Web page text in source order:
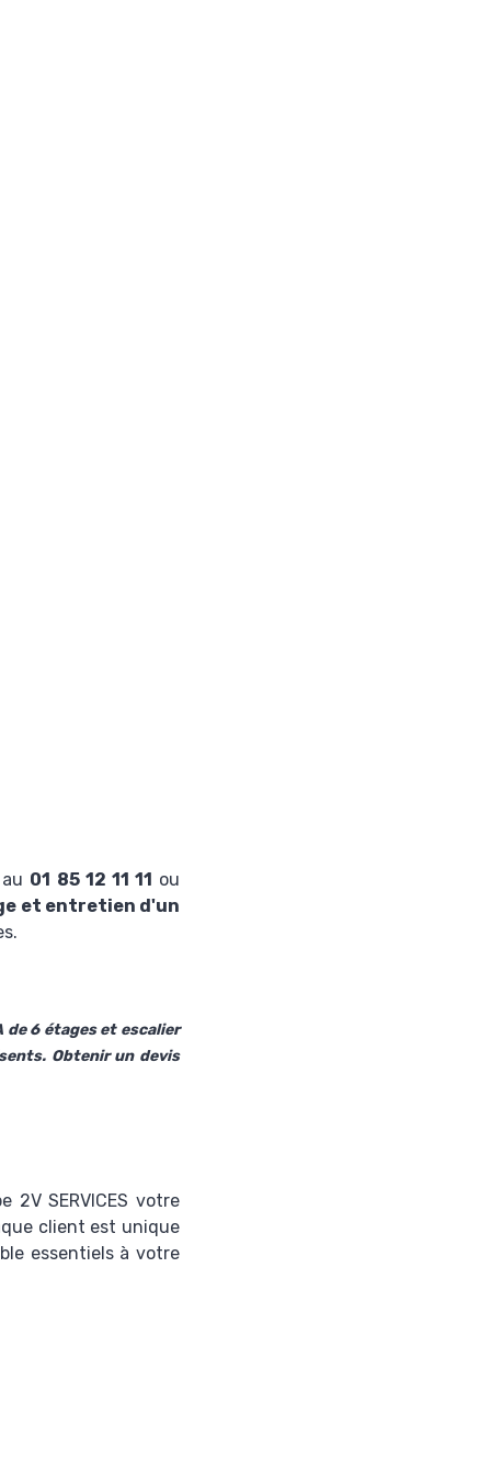
01 85 12 11 11 ou
et entretien d'un
de 6 étages et escalier
Obtenir un devis
2V SERVICES votre
client est unique
essentiels à votre